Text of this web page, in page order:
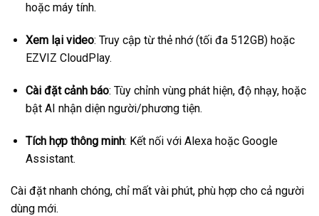
hoặc máy tính.
Xem lại video: Truy cập từ thẻ nhớ (tối đa 512GB) hoặc
EZVIZ CloudPlay.
Cài đặt cảnh báo: Tùy chỉnh vùng phát hiện, độ nhạy, hoặc
bật AI nhận diện người/phương tiện.
Tích hợp thông minh: Kết nối với Alexa hoặc Google
Assistant.
Cài đặt nhanh chóng, chỉ mất vài phút, phù hợp cho cả người
dùng mới.